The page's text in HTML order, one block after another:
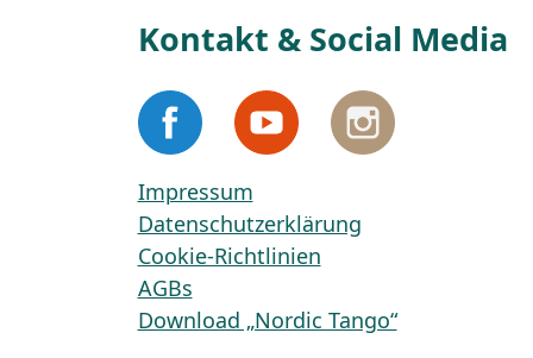
Kontakt & Social Media
Impressum
Datenschutzerklärung
Cookie-Richtlinien
AGBs
Download „Nordic Tango“